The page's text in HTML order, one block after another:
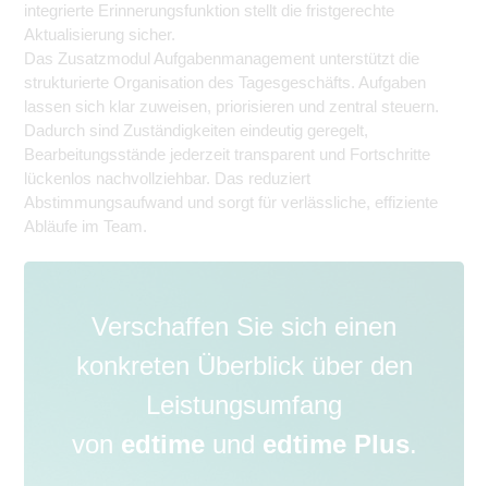
integrierte Erinnerungsfunktion stellt die fristgerechte
Aktualisierung sicher.
Das Zusatzmodul Aufgabenmanagement unterstützt die
strukturierte Organisation des Tagesgeschäfts. Aufgaben
lassen sich klar zuweisen, priorisieren und zentral steuern.
Dadurch sind Zuständigkeiten eindeutig geregelt,
Bearbeitungsstände jederzeit transparent und Fortschritte
lückenlos nachvollziehbar. Das reduziert
Abstimmungsaufwand und sorgt für verlässliche, effiziente
Abläufe im Team.
Verschaffen Sie sich einen
konkreten Überblick über den
Leistungsumfang
von edtimeund edtime Plus.